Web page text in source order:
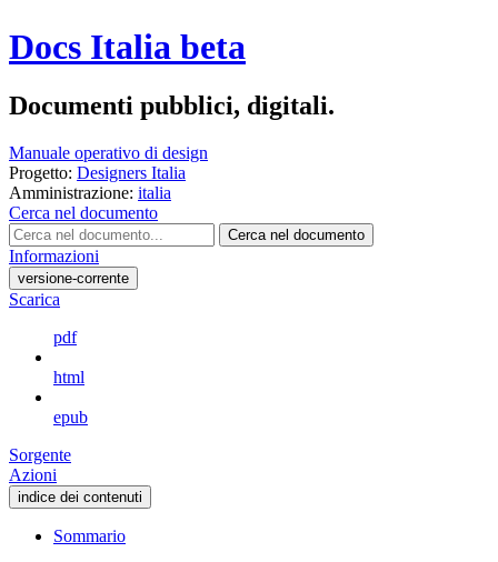
Docs Italia beta
Documenti pubblici, digitali.
Manuale operativo di design
Progetto: Designers Italia
Amministrazione: italia
Cerca nel documento
Cerca nel documento
Informazioni
versione-corrente
Scarica
pdf
html
epub
Sorgente
Azioni
indice dei contenuti
Sommario